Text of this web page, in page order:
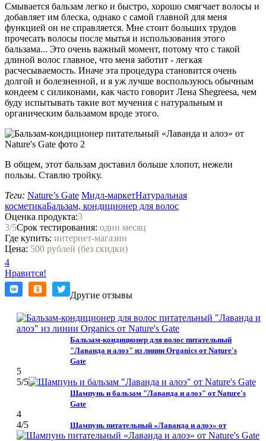
Смывается бальзам легко и быстро, хорошо смягчает волосы и
добавляет им блеска, однако с самой главной для меня
функцией он не справляется. Мне стоит больших трудов
прочесать волосы после мытья и использования этого
бальзама... Это очень важный момент, потому что с такой
длиной волос главное, что меня заботит - легкая
расчесываемость. Иначе эта процедура становится очень
долгой и болезненной, и я уж лучше воспользуюсь обычным
кондеем с силиконами, как часто говорит Лена Shegreesa, чем
буду испытывать такие вот мучения с натуральным и
органическим бальзамом вроде этого.
В общем, этот бальзам доставил больше хлопот, нежели
пользы. Ставлю тройку.
Теги: Nature’s Gate Мидл-маркетНатуральная
косметикаБальзам, кондиционер для волос
Оценка продукта:3
3/5Срок тестирования: один месяц
Где купить: интернет-магазин
Цена: 500 рублей (без скидки)
4
Нравится!
Другие отзывы
Бальзам-кондиционер для волос питательный
"Лаванда и алоэ" из линии Organics от Nature's
Gate
5
5/5
Шампунь и бальзам "Лаванда и алоэ" от Nature's
Gate
4
4/5 Шампунь питательный «Лаванда и алоэ» от